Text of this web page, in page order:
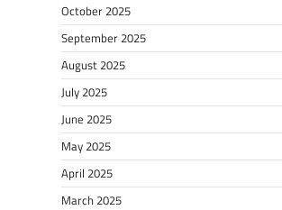
October 2025
September 2025
August 2025
July 2025
June 2025
May 2025
April 2025
March 2025